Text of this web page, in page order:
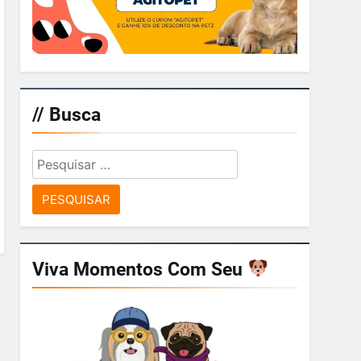
// Busca
Pesquisar
por:
Viva Momentos Com Seu